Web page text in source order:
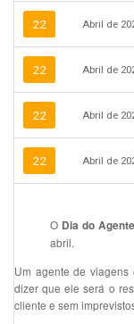
22 Abril de
22 Abril de
22 Abril de
22 Abril de
O Dia do
abril.
Um agente de
dizer que ele será o
cliente e sem